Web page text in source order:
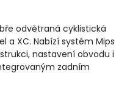
odvětraná cyklistická
a XC. Nabízí systém Mips
nastavení obvodu i
zadním